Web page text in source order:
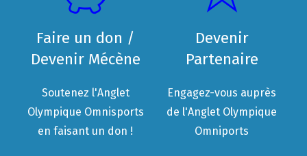
Faire un don /
Devenir Mécène
Soutenez l'Anglet
Olympique Omnisports
en faisant un don !
Devenir
Partenaire
Engagez-vous auprès
de l'Anglet Olympique
Omniports